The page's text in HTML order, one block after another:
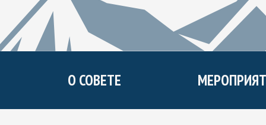
О СОВЕТЕ